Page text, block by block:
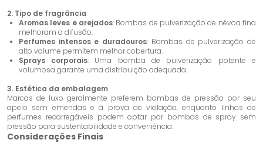
2. Tipo de fragrância
Aromas leves e arejados: Bombas de pulverização de névoa fina
melhoram a difusão.
Perfumes intensos e duradouros: Bombas de pulverização de
alto volume permitem melhor cobertura.
Sprays corporais: Uma bomba de pulverização potente e
volumosa garante uma distribuição adequada.
3. Estética da embalagem
Marcas de luxo geralmente preferem bombas de pressão por seu
apelo sem emendas e à prova de violação, enquanto linhas de
perfumes recarregáveis ​​podem optar por bombas de spray sem
pressão para sustentabilidade e conveniência.
Considerações Finais